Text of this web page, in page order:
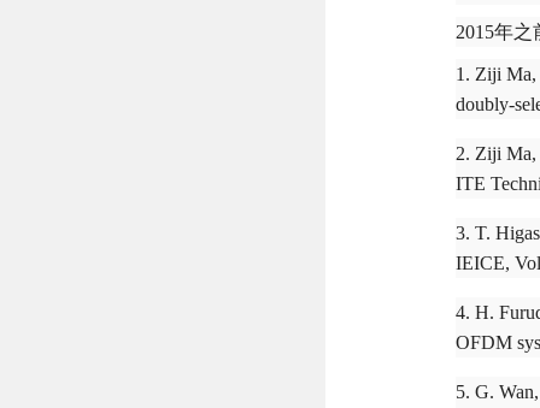
2015年之
1. Ziji Ma,
doubly-
2. Ziji Ma,
ITE
3. T.
IEICE,
4. H.
OFDM
5. G.